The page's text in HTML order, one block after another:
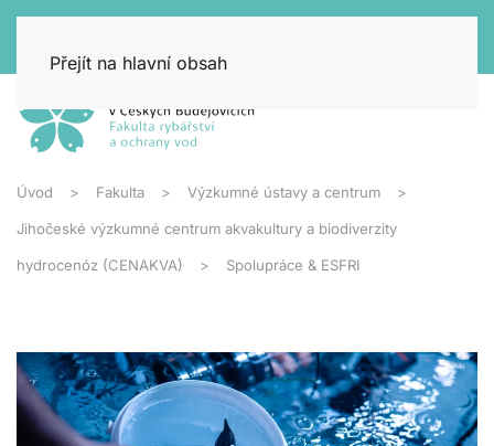
Přejít na hlavní obsah
Úvod Fakulta Výzkumné ústavy a centrum
Jihočeské výzkumné centrum akvakultury a biodiverzity
hydrocenóz (CENAKVA) Spolupráce & ESFRI